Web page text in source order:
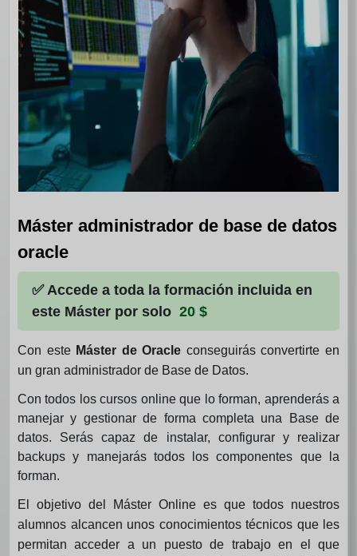
Máster administrador de base de datos
oracle
✅ Accede a toda la formación incluida en
este Máster por solo 20 $
Con este Máster de Oracle conseguirás convertirte en
un gran administrador de Base de Datos.
Con todos los cursos online que lo forman, aprenderás a
manejar y gestionar de forma completa una Base de
datos. Serás capaz de instalar, configurar y realizar
backups y manejarás todos los componentes que la
forman.
El objetivo del Máster Online es que todos nuestros
alumnos alcancen unos conocimientos técnicos que les
permitan acceder a un puesto de trabajo en el que